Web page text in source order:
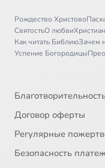
Рождество Христово
СвятостьО любви
Как читать БиблиюЗачем
Успение Богородицы
Договор оферты
Регулярные
Безопасность